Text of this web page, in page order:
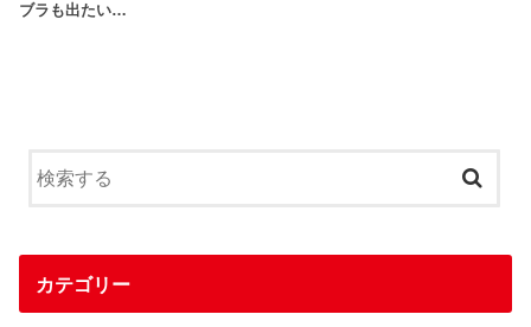
ブラも出たい…
カテゴリー